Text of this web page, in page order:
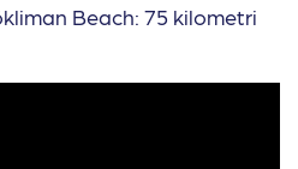
Beach: 75 kilometri